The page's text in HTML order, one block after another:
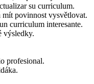
su curriculum.
mít povinnost vysvětlovat.
curriculum interesante.
výsledky.
profesional.